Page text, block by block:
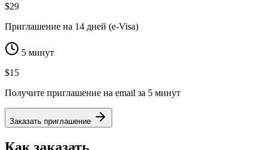
$29
Приглашение на 14 дней (e-Visa)
5 минут
$15
Получите приглашение на email за 5 минут
Заказать приглашение
Как заказать